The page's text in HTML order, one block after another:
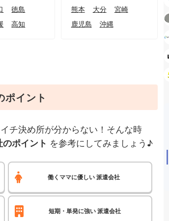
徳島
高知
熊本
大分
宮崎
鹿児島
沖縄
ポイント
チ決め所が分からない！そんな時
ポイント を参考にしてみましょう♪
働くママに優しい派遣会社
短期・単発に強い派遣会社